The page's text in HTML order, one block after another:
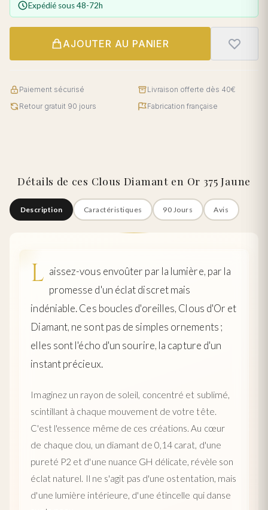
Expédié sous 48-72h
AJOUTER AU PANIER
Paiement sécurisé
Livraison offerte dès 40€
Retour gratuit 90 jours
Fabrication française
Détails de ces Clous Diamant en Or 375 Jaune
Description Caractéristiques 90 Jours Avis
L aissez-vous envoûter par la lumière, par la
promesse d'un éclat discret mais
indéniable. Ces boucles d'oreilles, Clous d'Or et
Diamant, ne sont pas de simples ornements ;
elles sont l'écho d'un sourire, la capture d'un
instant précieux.
Imaginez un rayon de soleil, concentré et sublimé,
scintillant à chaque mouvement de votre tête.
C'est l'essence même de ces créations. Au cœur
de chaque clou, un diamant de 0,14 carat, d'une
pureté P2 et d'une nuance GH délicate, révèle son
éclat naturel. Il ne s'agit pas d'une ostentation, mais
d'une lumière intérieure, d'une étincelle qui danse